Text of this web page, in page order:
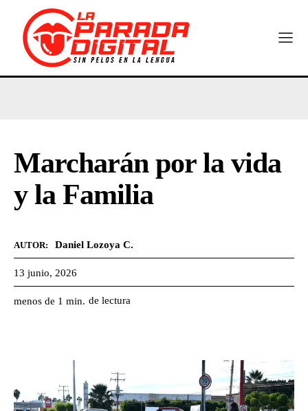
Marcharán por la vida
y la Familia
AUTOR: Daniel Lozoya C.
13 junio, 2026
menos de 1 min. de lectura